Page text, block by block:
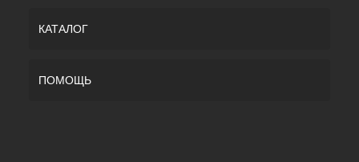
КАТАЛОГ
ПОМОЩЬ